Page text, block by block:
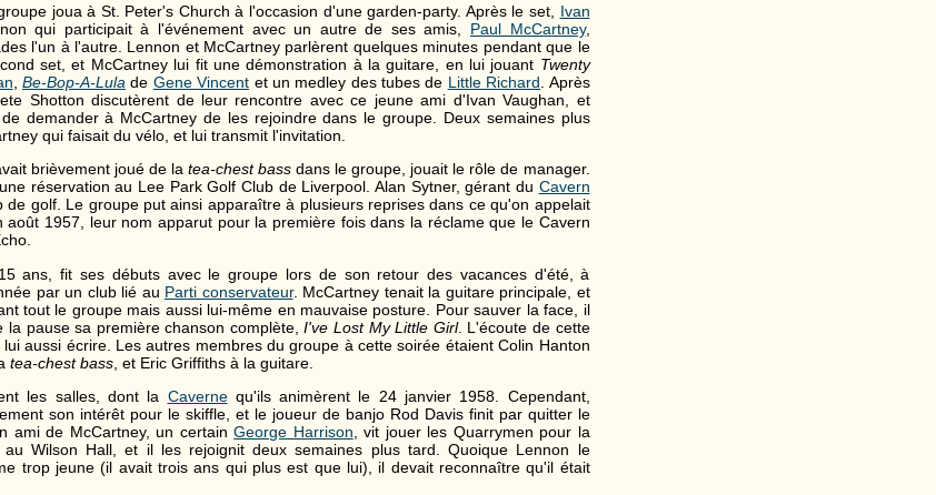
joua à St. Peter's Church à l'occasion d'une garden-party. Après le set, Ivan
qui participait à l'événement avec un autre de ses amis, Paul McCartney,
l'un à l'autre. Lennon et McCartney parlèrent quelques minutes pendant que le
set, et McCartney lui fit une démonstration à la guitare, en lui jouant Twenty
Be-Bop-A-Lula de Gene Vincent et un medley des tubes de Little Richard . Après
Shotton discutèrent de leur rencontre avec ce jeune ami d'Ivan Vaughan, et
demander à McCartney de les rejoindre dans le groupe. Deux semaines plus
qui faisait du vélo, et lui transmit l'invitation.
brièvement joué de latea-chest bass dans le groupe, jouait le rôle de manager.
réservation au Lee Park Golf Club de Liverpool. Alan Sytner, gérant du Cavern
de golf. Le groupe put ainsi apparaître à plusieurs reprises dans ce qu'on appelait
août 1957, leur nom apparut pour la première fois dans la réclame que le Cavern
ans, fit ses débuts avec le groupe lors de son retour des vacances d'été, à
par un club lié au Parti conservateur. McCartney tenait la guitare principale, et
tout le groupe mais aussi lui-même en mauvaise posture. Pour sauver la face, il
la pause sa première chanson complète,I've Lost My Little Girl. L'écoute de cette
aussi écrire. Les autres membres du groupe à cette soirée étaient Colin Hanton
tea-chest bass, et Eric Griffiths à la guitare.
les salles, dont la Cavernequ'ils animèrent le 24 janvier 1958. Cependant,
son intérêt pour le skiffle, et le joueur de banjo Rod Davis finit par quitter le
ami de McCartney, un certainGeorge Harrison , vit jouer les Quarrymen pour la
Wilson Hall, et il les rejoignit deux semaines plus tard. Quoique Lennon le
trop jeune (il avait trois ans qui plus est que lui), il devait reconnaître qu'il était